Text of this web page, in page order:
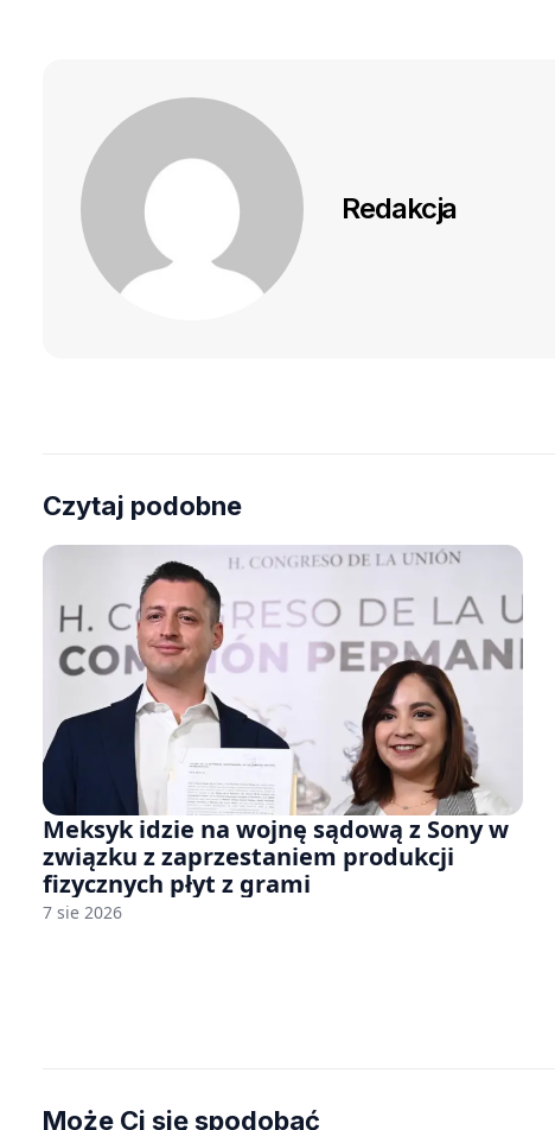
Redakcja
Czytaj podobne
Meksyk idzie na wojnę sądową z Sony w
związku z zaprzestaniem produkcji
fizycznych płyt z grami
7 sie 2026
Może Ci się spodobać